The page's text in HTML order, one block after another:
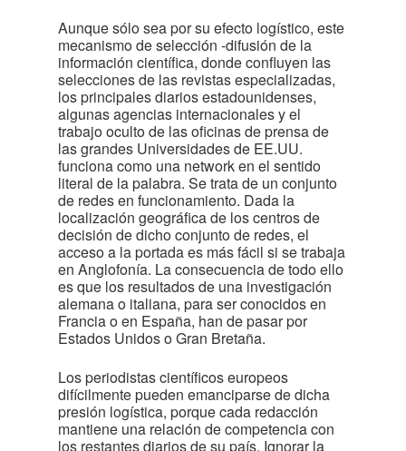
Aunque sólo sea por su efecto logístico, este
mecanismo de selección -difusión de la
información científica, donde confluyen las
selecciones de las revistas especializadas,
los principales diarios estadounidenses,
algunas agencias internacionales y el
trabajo oculto de las oficinas de prensa de
las grandes Universidades de EE.UU.
funciona como una network en el sentido
literal de la palabra. Se trata de un conjunto
de redes en funcionamiento. Dada la
localización geográfica de los centros de
decisión de dicho conjunto de redes, el
acceso a la portada es más fácil si se trabaja
en Anglofonía. La consecuencia de todo ello
es que los resultados de una investigación
alemana o italiana, para ser conocidos en
Francia o en España, han de pasar por
Estados Unidos o Gran Bretaña.
Los periodistas científicos europeos
difícilmente pueden emanciparse de dicha
presión logística, porque cada redacción
mantiene una relación de competencia con
los restantes diarios de su país. Ignorar la